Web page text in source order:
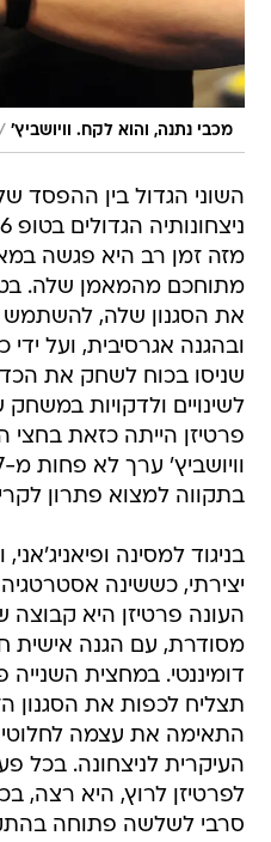
מכבי נתנה, והוא לקח. וויושביץ'
השוני הגדול בין ההפסד
מזה זמן רב היא פגשה
את הסגנון שלה,
ובהגנה אגרסיבית, ועל ידי
שניסו בכוח לשחק את
לשינויים ולדקויות במשחק
פרטיזן הייתה כזאת
בתקווה למצוא פתרון
בניגוד למסינה
יצירתי, כששינה
העונה פרטיזן היא
מסודרת, עם הגנה אישית
דומיננטי. במחצית
תצליח לכפות את הסגנון
התאימה את עצמה
העיקרית לניצחונה. בכל
לפרטיזן לרוץ, היא רצה,
סרבי לשלשה פתוחה